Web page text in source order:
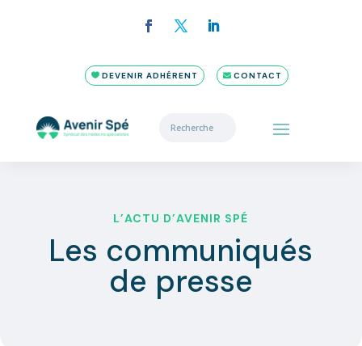
DEVENIR ADHÉRENT CONTACT
L’ACTU D’AVENIR SPÉ
Les communiqués
de presse